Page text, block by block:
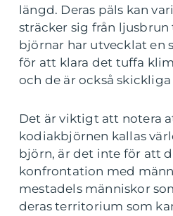
längd. Deras päls kan
sträcker sig från
björnar har utvecklat en
för att klara det tuffa
och de är också
Det är viktigt att notera
kodiakbjörnen kallas
björn, är det inte för att
konfrontation med
mestadels människor
deras territorium som